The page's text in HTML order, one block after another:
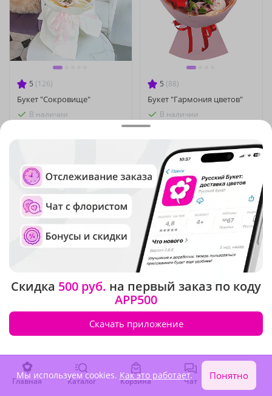
5 (126)
Букет "Сокровище"
В наличии
3 880 ₽
5 (88)
Букет "Гармония цветов"
В наличии
3 260 ₽
4.9(4061)
Букет "Альстромерии (9
шт.)"
В наличии
3 150 ₽
4.8(46)
Букет "Лучики весны"
3 320 ₽
Главная Каталог Корзина Чат Войти
Скидка 500 руб. на первый заказ по коду
APP500
Скачать приложение
Мы используем cookies. Как это работает. Понятно